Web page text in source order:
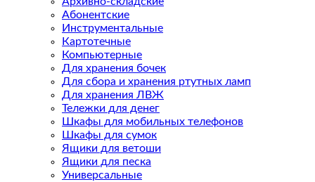
Абонентские
Инструментальные
Картотечные
Компьютерные
Для хранения бочек
Для сбора и хранения ртутных ламп
Для хранения ЛВЖ
Тележки для денег
Шкафы для мобильных телефонов
Шкафы для сумок
Ящики для ветоши
Ящики для песка
Универсальные